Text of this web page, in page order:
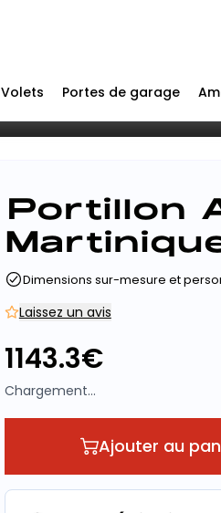
Volets Portes de garage
Portillon
Dimensions sur-mesure et
Laissez un avis
1143.3€
Chargement...
Ajouter au